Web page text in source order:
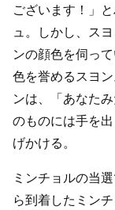
ございます！」
ュ。しかし、ス
ンの顔色を伺っ
色を誉めるスヨ
ンは、「あなた
のものには手を
げかける。
ミンチョルの当
ら到着したミン